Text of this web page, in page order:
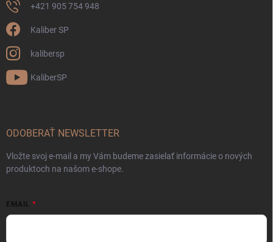
+421 905 754 948
Kaliber SP
kalibersp
KaliberSP
ODOBERAŤ NEWSLETTER
Vložte svoj e-mail a my Vám budeme zasielať informácie o nových
produktoch na našom e-shope.
EMAIL